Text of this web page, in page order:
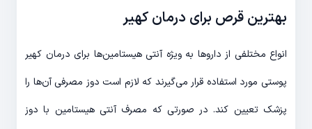
بهترین قرص برای درمان کهیر
انواع مختلفی از داروها به ویژه آنتی هیستامین‌ها برای درمان کهیر
پوستی مورد استفاده قرار می‌گیرند که لازم است دوز مصرفی آن‌ها را
پزشک تعیین کند. در صورتی که مصرف آنتی هیستامین با دوز